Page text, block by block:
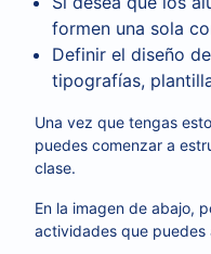
formen una sola
Definir el diseño
tipografías,
Una vez que tengas
puedes comenzar a
clase.
En la imagen de abajo,
actividades que puedes